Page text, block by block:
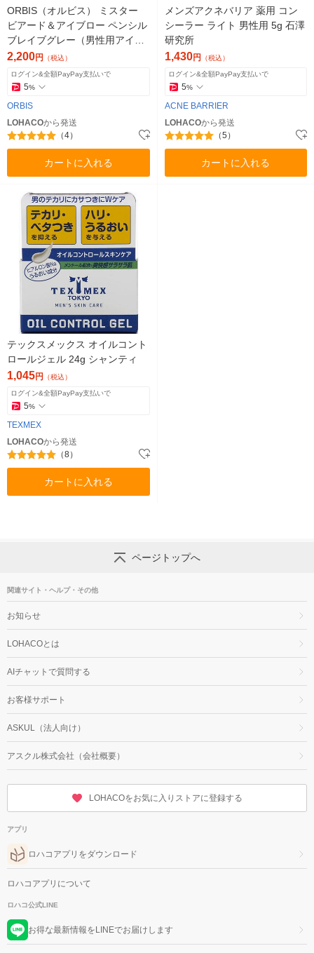
ORBIS（オルビス） ミスター
ビアード＆アイブロー ペンシル
ブレイブグレー（男性用アイブ
ロウ）
2,200円 （税込）
ログイン&全額PayPay支払いで
5%
ORBIS
LOHACOから発送
（4）
カートに入れる
メンズアクネバリア 薬用 コン
シーラー ライト 男性用 5g 石澤
研究所
1,430円 （税込）
ログイン&全額PayPay支払いで
5%
ACNE BARRIER
LOHACOから発送
（5）
カートに入れる
テックスメックス オイルコント
ロールジェル 24g シャンティ
1,045円 （税込）
ログイン&全額PayPay支払いで
5%
TEXMEX
LOHACOから発送
（8）
カートに入れる
ページトップへ
関連サイト・ヘルプ・その他
お知らせ
LOHACOとは
AIチャットで質問する
お客様サポート
ASKUL（法人向け）
アスクル株式会社（会社概要）
LOHACOをお気に入りストアに登録する
アプリ
ロハコアプリをダウンロード
ロハコアプリについて
ロハコ公式LINE
お得な最新情報をLINEでお届けします